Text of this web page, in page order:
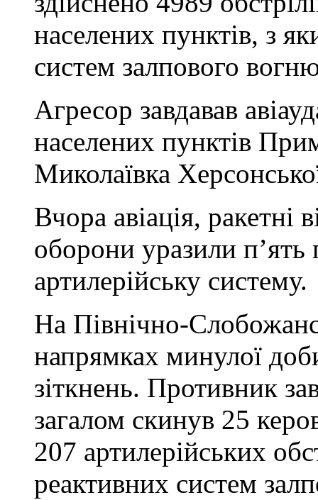
населених пунктів, з
систем залпового
Агресор завдавав
населених пунктів
Миколаївка
Вчора авіація, ракетні
оборони уразили п’ять
артилерійську систему.
На Північно-
напрямках минулої
зіткнень. Противник
загалом скинув 25
207 артилерійських
реактивних систем